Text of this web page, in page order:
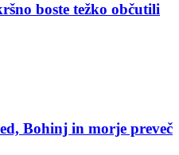
boste težko občutili
Bohinj in morje preveč